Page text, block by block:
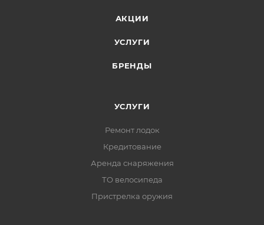
АКЦИИ
УСЛУГИ
БРЕНДЫ
УСЛУГИ
Ремонт лодок
Кредитование
Аренда снаряжения
ТО велосипеда
Пристрелка оружия